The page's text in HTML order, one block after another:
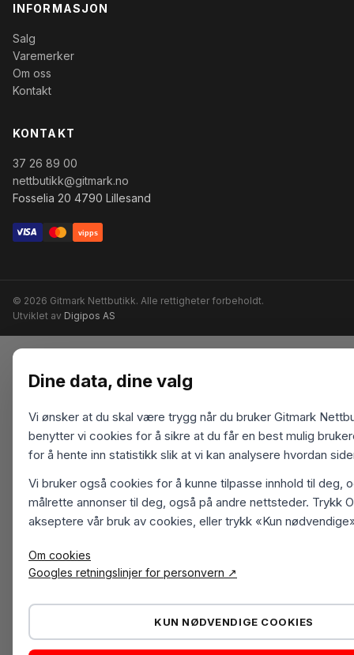
INFORMASJON
Salg
Varemerker
Om oss
Kontakt
KONTAKT
37 26 89 00
nettbutikk@gitmark.no
Fosselia 20 4790 Lillesand
vipps
© 2026 Gitmark Nettbutikk. Alle rettigheter forbeholdt.
Utviklet av Digipos AS
Dine data, dine valg
Vi ønsker at du skal være trygg når du bruker Gitmark
benytter vi cookies for å sikre at du får en best mulig
for å hente inn statistikk slik at vi kan analysere hvordan
Vi bruker også cookies for å kunne tilpasse innhold til deg,
målrette annonser til deg, også på andre nettsteder. Trykk
akseptere vår bruk av cookies, eller trykk «Kun
Om cookies
Googles retningslinjer for personvern ↗
KUN NØDVENDIGE COOKIES